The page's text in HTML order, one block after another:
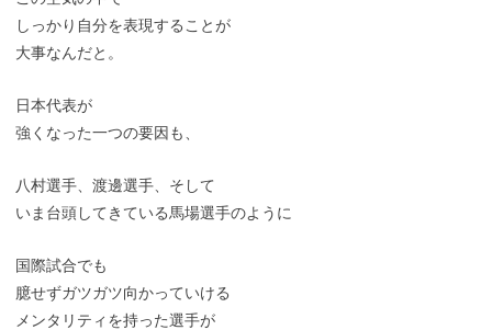
しっかり自分を表現することが
大事なんだと。
日本代表が
強くなった一つの要因も、
八村選手、渡邊選手、そして
いま台頭してきている馬場選手のように
国際試合でも
臆せずガツガツ向かっていける
メンタリティを持った選手が